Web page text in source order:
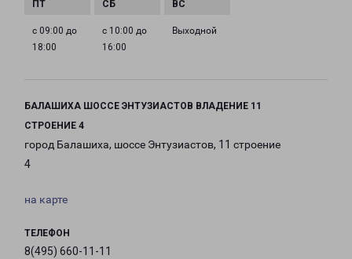
с 09:00 до
18:00
с 10:00 до
16:00
Выходной
БАЛАШИХА ШОССЕ ЭНТУЗИАСТОВ ВЛАДЕНИЕ 11
СТРОЕНИЕ 4
город Балашиха, шоссе Энтузиастов, 11 строение
4
на карте
ТЕЛЕФОН
8(495) 660-11-11